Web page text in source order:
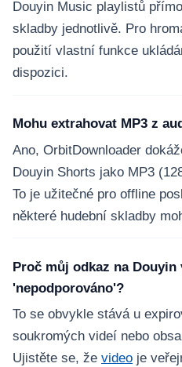
Douyin Music playlistů
skladby jednotlivě. Pro
použití vlastní funkce
dispozici.
Mohu extrahovat MP3 z
Ano, OrbitDownloader
Douyin Shorts jako MP3
To je užitečné pro offline
některé hudební skladby
Proč můj odkaz na Douyin
'nepodporováno'?
To se obvykle stává u
soukromých videí nebo
Ujistěte se, že video je